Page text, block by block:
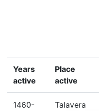
Years
active
Place
active
1460-
Talavera